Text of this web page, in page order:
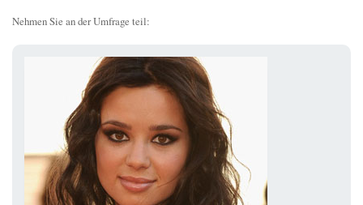
Nehmen Sie an der Umfrage teil: